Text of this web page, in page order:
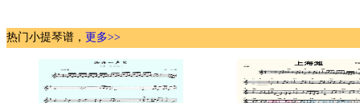
热门小提琴谱， 更多>>